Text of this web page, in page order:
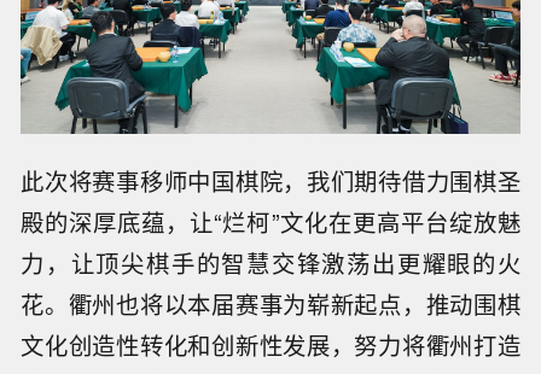
此次将赛事移师中国棋院，我们期待借力围棋圣
殿的深厚底蕴，让“烂柯”文化在更高平台绽放魅
力，让顶尖棋手的智慧交锋激荡出更耀眼的火
花。衢州也将以本届赛事为崭新起点，推动围棋
文化创造性转化和创新性发展，努力将衢州打造